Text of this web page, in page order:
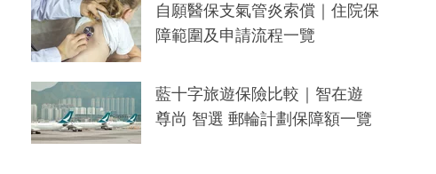
自願醫保支氣管炎索償｜住院保
障範圍及申請流程一覽
藍十字旅遊保險比較｜智在遊
尊尚 智選 郵輪計劃保障額一覽